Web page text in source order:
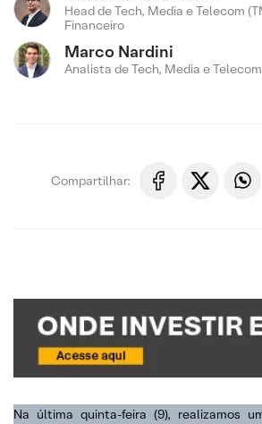
Head de Tech, Media e Telecom
Financeiro
Marco Nardini
Analista de Tech, Media e
Compartilhar:
Na última quinta-feira (9), realizamos